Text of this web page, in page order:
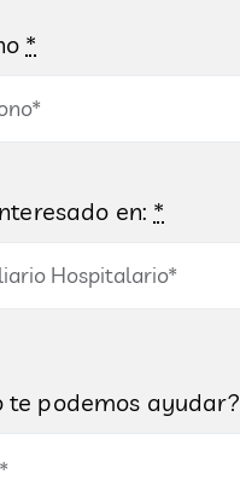
*
en: *
te podemos ayudar?